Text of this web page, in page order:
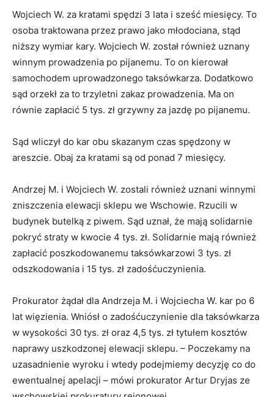
Wojciech W. za kratami spędzi 3 lata i sześć miesięcy. To
osoba traktowana przez prawo jako młodociana, stąd
niższy wymiar kary. Wojciech W. został również uznany
winnym prowadzenia po pijanemu. To on kierował
samochodem uprowadzonego taksówkarza. Dodatkowo
sąd orzekł za to trzyletni zakaz prowadzenia. Ma on
równie zapłacić 5 tys. zł grzywny za jazdę po pijanemu.
Sąd wliczył do kar obu skazanym czas spędzony w
areszcie. Obaj za kratami są od ponad 7 miesięcy.
Andrzej M. i Wojciech W. zostali również uznani winnymi
zniszczenia elewacji sklepu we Wschowie. Rzucili w
budynek butelką z piwem. Sąd uznał, że mają solidarnie
pokryć straty w kwocie 4 tys. zł. Solidarnie mają również
zapłacić poszkodowanemu taksówkarzowi 3 tys. zł
odszkodowania i 15 tys. zł zadośćuczynienia.
Prokurator żądał dla Andrzeja M. i Wojciecha W. kar po 6
lat więzienia. Wniósł o zadośćuczynienie dla taksówkarza
w wysokości 30 tys. zł oraz 4,5 tys. zł tytułem kosztów
naprawy uszkodzonej elewacji sklepu. – Poczekamy na
uzasadnienie wyroku i wtedy podejmiemy decyzję co do
ewentualnej apelacji – mówi prokurator Artur Dryjas ze